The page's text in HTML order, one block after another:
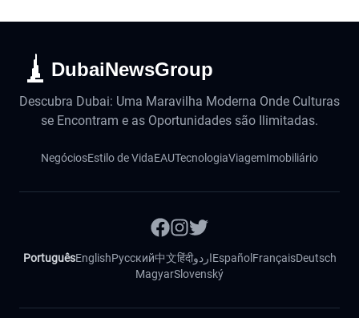
DubaiNewsGroup
Descubra Dubai: Uma Maravilha Moderna Onde Culturas
se Encontram e as Oportunidades são Ilimitadas.
NegóciosEstilo de VidaEAUTecnologiaViagemImobiliário
PortuguêsEnglishРусский中文हिंदीاردوEspañol FrançaisDeutsch
MagyarSlovenský